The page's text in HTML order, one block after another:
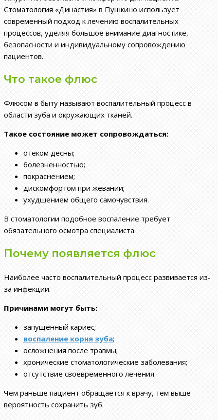
Стоматология «Династия» в Пушкино использует
современный подход к лечению воспалительных
процессов, уделяя большое внимание диагностике,
безопасности и индивидуальному сопровождению
пациентов.
Что такое флюс
Флюсом в быту называют воспалительный процесс в
области зуба и окружающих тканей.
Такое состояние может сопровождаться:
отёком десны;
болезненностью;
покраснением;
дискомфортом при жевании;
ухудшением общего самочувствия.
В стоматологии подобное воспаление требует
обязательного осмотра специалиста.
Почему появляется флюс
Наиболее часто воспалительный процесс развивается из-
за инфекции.
Причинами могут быть:
запущенный кариес;
воспаление корня зуба;
осложнения после травмы;
хронические стоматологические заболевания;
отсутствие своевременного лечения.
Чем раньше пациент обращается к врачу, тем выше
вероятность сохранить зуб.